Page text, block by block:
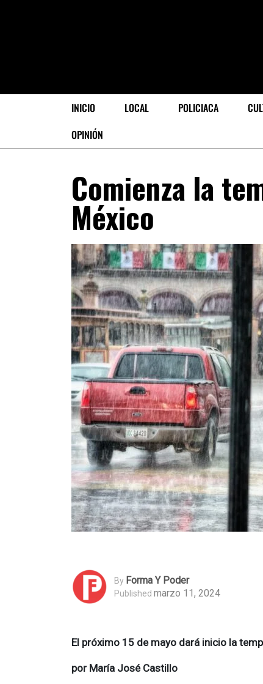
INICIO LOCAL POLICIACA
OPINIÓN
Comienza la
México
By Forma Y Poder
Published marzo 11, 2024
El próximo 15 de mayo dará inicio la
por María José Castillo